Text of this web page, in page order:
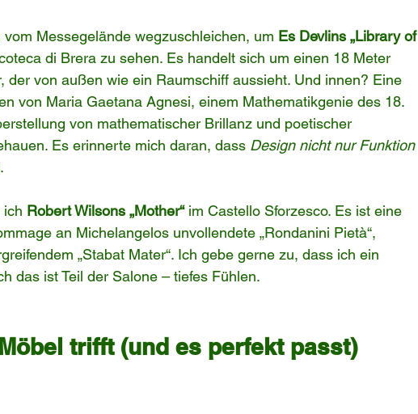
Messegelände wegzuschleichen, um Es Devlins „Library of
di Brera zu sehen. Es handelt sich um einen 18 Meter
der von außen wie ein Raumschiff aussieht. Und innen? Eine
von Maria Gaetana Agnesi, einem Mathematikgenie des 18.
von mathematischer Brillanz und poetischer
Es erinnerte mich daran, dass Design nicht nur Funktion
ich Robert Wilsons „Mother“ im Castello Sforzesco. Es ist eine
an Michelangelos unvollendete „Rondanini Pietà“,
„Stabat Mater“. Ich gebe gerne zu, dass ich ein
das ist Teil der Salone – tiefes Fühlen.
trifft (und es perfekt passt)